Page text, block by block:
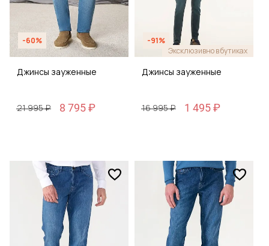
-60%
Джинсы зауженные
21 995 ₽ 8 795 ₽
-91%
Эксклюзивно в бутиках
Джинсы зауженные
16 995 ₽ 1 495 ₽